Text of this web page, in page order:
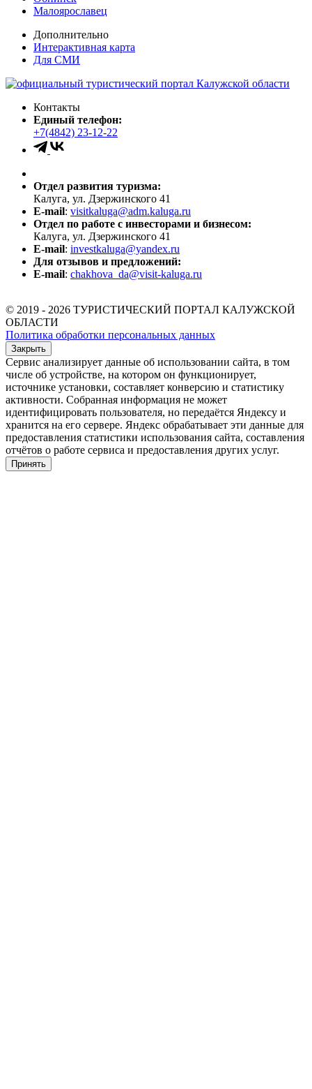
Малоярославец
Дополнительно
Интерактивная карта
Для СМИ
Контакты
Единый телефон:
+7(4842) 23-12-22
Отдел развития туризма:
Калуга, ул. Дзержинского 41
E-mail: visitkaluga@adm.kaluga.ru
Отдел по работе с инвесторами и бизнесом:
Калуга, ул. Дзержинского 41
E-mail: investkaluga@yandex.ru
Для отзывов и предложений:
E-mail: chakhova_da@visit-kaluga.ru
© 2019 - 2026 ТУРИСТИЧЕСКИЙ ПОРТАЛ КАЛУЖСКОЙ
ОБЛАСТИ
Политика обработки персональных данных
Закрыть
Сервис анализирует данные об использовании сайта, в том
числе об устройстве, на котором он функционирует,
источнике установки, составляет конверсию и статистику
активности. Собранная информация не может
идентифицировать пользователя, но передаётся Яндексу и
хранится на его сервере. Яндекс обрабатывает эти данные для
предоставления статистики использования сайта, составления
отчётов о работе сервиса и предоставления других услуг.
Принять